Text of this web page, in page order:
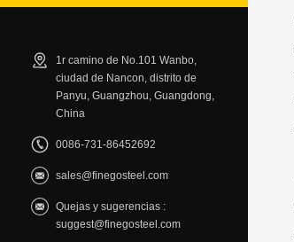
1r camino de No.101 Wanbo,
ciudad de Nancon, distrito de
Panyu, Guangzhou, Guangdong,
China
0086-731-86452692
sales@finegosteel.com
Quejas y sugerencias :
suggest@finegosteel.com